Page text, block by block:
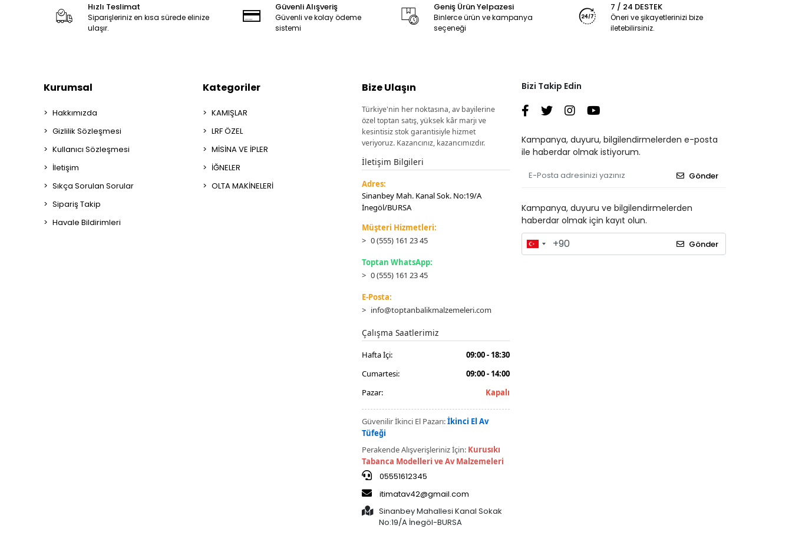
Hızlı Teslimat
Siparişleriniz en kısa sürede elinize
ulaşır.
Güvenli Alışveriş
Güvenli ve kolay ödeme
sistemi
Geniş Ürün Yelpazesi
Binlerce ürün ve kampanya
seçeneği
7 / 24 DESTEK
Öneri ve şikayetlerinizi bize
iletebilirsiniz.
Kurumsal
Hakkımızda
Gizlilik Sözleşmesi
Kullanıcı Sözleşmesi
İletişim
Sıkça Sorulan Sorular
Sipariş Takip
Havale Bildirimleri
Kategoriler
KAMIŞLAR
LRF ÖZEL
MİSİNA VE İPLER
İĞNELER
OLTA MAKİNELERİ
Bize Ulaşın
Türkiye'nin her noktasına, av bayilerine
özel toptan satış, yüksek kâr marjı ve
kesintisiz stok garantisiyle hizmet
veriyoruz. Kazancınız, kazancımızdır.
İletişim Bilgileri
Adres:
Sinanbey Mah. Kanal Sok. No:19/A
İnegöl/BURSA
Müşteri Hizmetleri:
0 (555) 161 23 45
Toptan WhatsApp:
0 (555) 161 23 45
E-Posta:
info@toptanbalikmalzemeleri.com
Çalışma Saatlerimiz
Hafta İçi:
09:00 - 18:30
Cumartesi:
09:00 - 14:00
Pazar:
Kapalı
Güvenilir İkinci El Pazarı:İkinci El Av
Tüfeği
Perakende Alışverişleriniz İçin: Kurusıkı
Tabanca Modelleri ve Av Malzemeleri
05551612345
itimatav42@gmail.com
Sinanbey Mahallesi Kanal Sokak
No:19/A İnegöl-BURSA
Bizi Takip Edin
Kampanya, duyuru, bilgilendirmelerden e-posta
ile haberdar olmak istiyorum.
Gönder
Kampanya, duyuru ve bilgilendirmelerden
haberdar olmak için kayıt olun.
Gönder